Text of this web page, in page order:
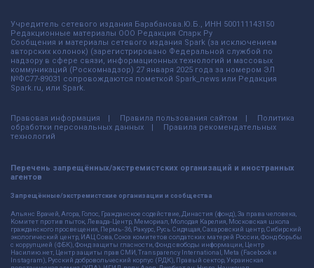
Учредитель сетевого издания Барабанова.Ю.Б., ИНН 500111143150
Редакционные материалы ООО Редакция Спарк Ру
Сообщения и материалы сетевого издания Spark (за исключением
авторских колонок) (зарегистрировано Федеральной службой по
надзору в сфере связи, информационных технологий и массовых
коммуникаций (Роскомнадзор) 27 января 2025 года за номером ЭЛ
№ФС77-89031 сопровождаются пометкой Spark_news или Редакция
Spark.ru, или Spark.
Правовая информация Правила пользования сайтом
Политика
обработки персональных данных
Правила рекомендательных
технологий
Перечень запрещённых/экстремистских организаций и иностранных
агентов
Запрещённые/экстремистские организации и сообщества
Альянс Врачей, Агора, Голос, Гражданское содействие, Династия (фонд), За права человека,
Комитет против пыток, Левада-Центр, Мемориал, Молодая Карелия, Московская школа
гражданского просвещения, Пермь-36, Ракурс, Русь Сидящая, Сахаровский центр, Сибирский
экологический центр, ИАЦ Сова, Союз комитетов солдатских матерей России, Фонд борьбы
с коррупцией (ФБК), Фонд защиты гласности, Фонд свободы информации, Центр
Насилию.нет, Центр защиты прав СМИ, Transparency International, Meta (Facebook и
Instagram), Русский добровольческий корпус (РДК), Правый сектор, Украинская